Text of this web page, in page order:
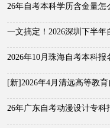
26年自考本科学历含金量怎
一文搞定！2026深圳下半
2026年10月珠海自考本科报
[新]2026年4月清远高等教育
26年广东自考动漫设计专科